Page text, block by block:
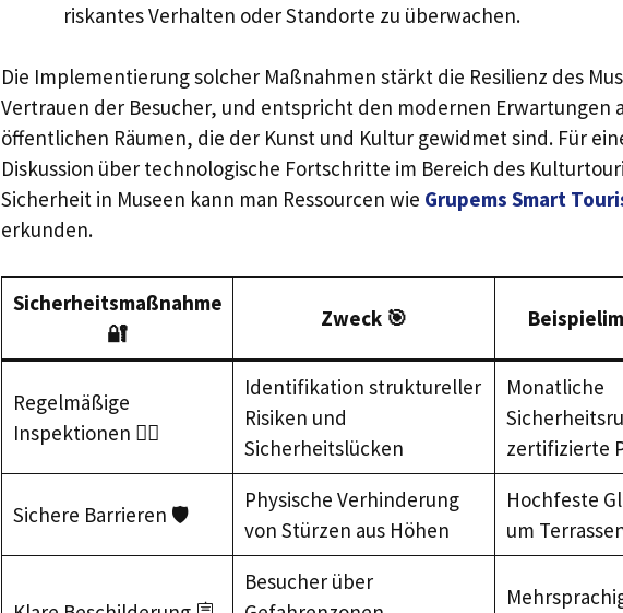
riskantes Verhalten oder Standorte zu überwachen.
Die Implementierung solcher Maßnahmen stärkt die Resilienz des
Vertrauen der Besucher, und entspricht den modernen Erwartungen
öffentlichen Räumen, die der Kunst und Kultur gewidmet sind. Für
Diskussion über technologische Fortschritte im Bereich des
Sicherheit in Museen kann man Ressourcen wie Grupems Smart
erkunden.
Sicherheitsmaßnahme
🔐
Zweck 🎯
Regelmäßige
Inspektionen 🕵️‍♂️
Identifikation struktureller
Risiken und
Sicherheitslücken
Monatliche
zertifizierte
Sichere Barrieren 🛡️
Physische Verhinderung
von Stürzen aus Höhen
Hochfeste
um
Besucher über